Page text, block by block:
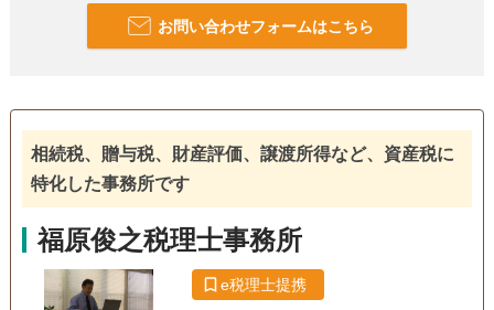
お問い合わせフォームはこちら
相続税、贈与税、財産評価、譲渡所得など、資産税に
特化した事務所です
福原俊之税理士事務所
e税理士提携